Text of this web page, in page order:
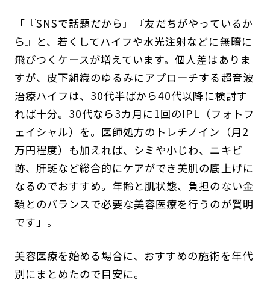
「『SNSで話題だから』『友だちがやっているか
ら』と、若くしてハイフや水光注射などに無暗に
飛びつくケースが増えています。個人差はありま
すが、皮下組織のゆるみにアプローチする超音波
治療ハイフは、30代半ばから40代以降に検討す
れば十分。30代なら3カ月に1回のIPL（フォトフ
ェイシャル）を。医師処方のトレチノイン（月2
万円程度）も加えれば、シミや小じわ、ニキビ
跡、肝斑など総合的にケアができ美肌の底上げに
なるのでおすすめ。年齢と肌状態、負担のない金
額とのバランスで必要な美容医療を行うのが賢明
です」。
美容医療を始める場合に、おすすめの施術を年代
別にまとめたので目安に。